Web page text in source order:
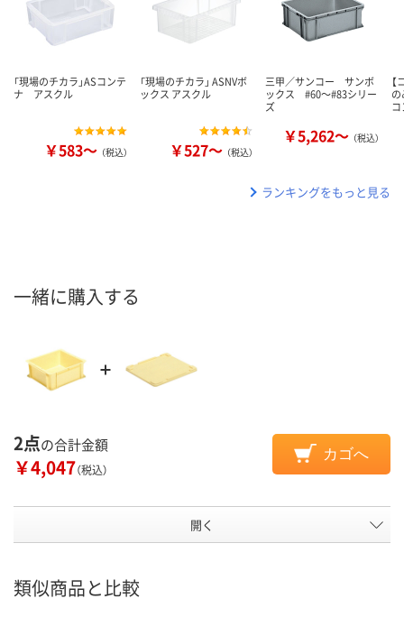
「現場のチカラ」ASコンテ
ナ アスクル
￥583～ （税込）
「現場のチカラ」 ASNVボ
ックス アスクル
￥527～ （税込）
三甲／サンコー サンボ
ックス #60～#83シリー
ズ
￥5,262～ （税込）
の
ランキングをもっと見る
一緒に購入する
2点の合計金額
￥4,047（税込）
カゴへ
開く
類似商品と比較